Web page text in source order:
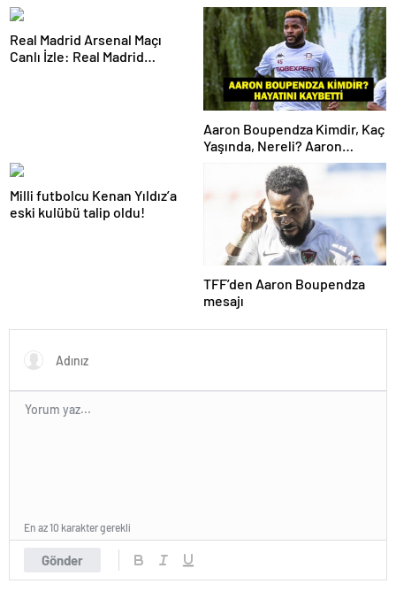
Real Madrid Arsenal Maçı
Canlı İzle: Real Madrid
Aaron Boupendza Kimdir, Kaç
Yaşında, Nereli? Aaron
Boupendza neden öldü?
Süper Lig’in eski gol kralı
hayatını kaybetti!
Milli futbolcu Kenan Yıldız’a
eski kulübü talip oldu!
TFF’den Aaron Boupendza
mesajı
Gönder
En az 10 karakter gerekli